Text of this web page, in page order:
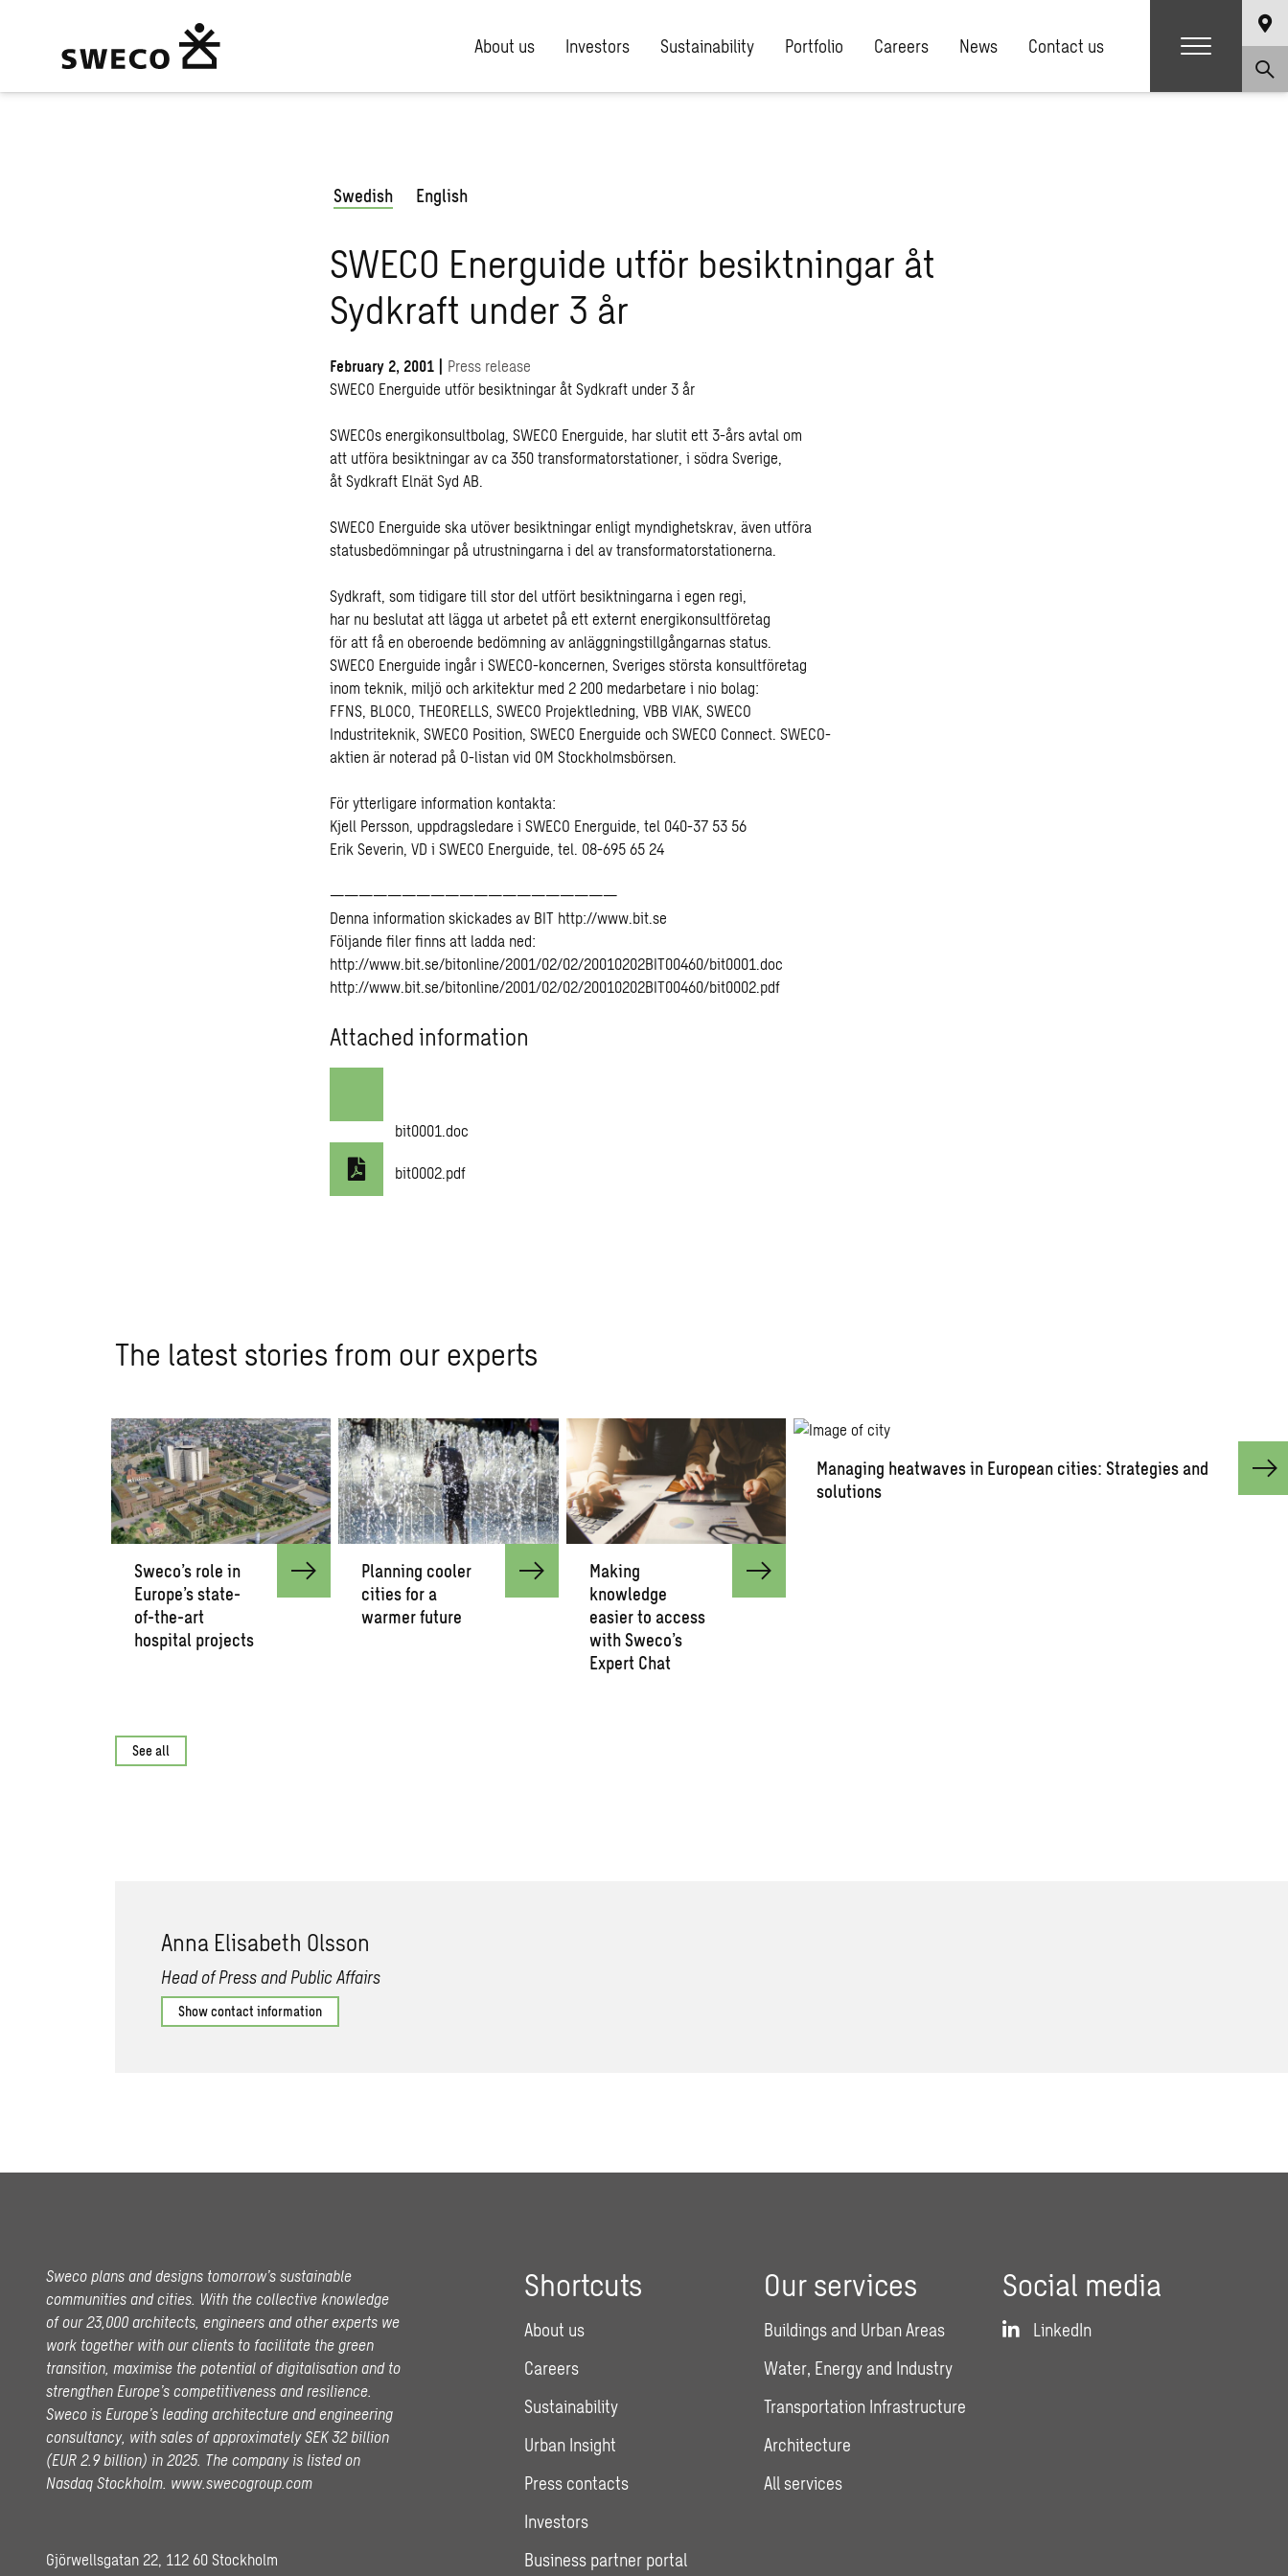
About us Investors Sustainability Portfolio Careers News Contact us
Swedish English
SWECO Energuide utför besiktningar åt
Sydkraft under 3 år
February 2, 2001 | Press release
SWECO Energuide utför besiktningar åt Sydkraft under 3 år
SWECOs energikonsultbolag, SWECO Energuide, har slutit ett 3-års avtal om
att utföra besiktningar av ca 350 transformatorstationer, i södra Sverige,
åt Sydkraft Elnät Syd AB.
SWECO Energuide ska utöver besiktningar enligt myndighetskrav, även utföra
statusbedömningar på utrustningarna i del av transformatorstationerna.
Sydkraft, som tidigare till stor del utfört besiktningarna i egen regi,
har nu beslutat att lägga ut arbetet på ett externt energikonsultföretag
för att få en oberoende bedömning av anläggningstillgångarnas status.
SWECO Energuide ingår i SWECO-koncernen, Sveriges största konsultföretag
inom teknik, miljö och arkitektur med 2 200 medarbetare i nio bolag:
FFNS, BLOCO, THEORELLS, SWECO Projektledning, VBB VIAK, SWECO
Industriteknik, SWECO Position, SWECO Energuide och SWECO Connect. SWECO-
aktien är noterad på O-listan vid OM Stockholmsbörsen.
För ytterligare information kontakta:
Kjell Persson, uppdragsledare i SWECO Energuide, tel 040-37 53 56
Erik Severin, VD i SWECO Energuide, tel. 08-695 65 24
————————————————————
Denna information skickades av BIT http://www.bit.se
Följande filer finns att ladda ned:
http://www.bit.se/bitonline/2001/02/02/20010202BIT00460/bit0001.doc
http://www.bit.se/bitonline/2001/02/02/20010202BIT00460/bit0002.pdf
Attached information
bit0001.doc
bit0002.pdf
The latest stories from our experts
Sweco’s role in
Europe’s state-
of-the-art
hospital projects
Planning cooler
cities for a
warmer future
Making
knowledge
easier to access
with Sweco’s
Expert Chat
Managing heatwaves in European cities: Strategies and
solutions
See all
Anna Elisabeth Olsson
Head of Press and Public Affairs
Show contact information
Sweco plans and designs tomorrow’s sustainable
communities and cities. With the collective knowledge
of our 23,000 architects, engineers and other experts we
work together with our clients to facilitate the green
transition, maximise the potential of digitalisation and to
strengthen Europe’s competitiveness and resilience.
Sweco is Europe’s leading architecture and engineering
consultancy, with sales of approximately SEK 32 billion
(EUR 2.9 billion) in 2025. The company is listed on
Nasdaq Stockholm. www.swecogroup.com
Gjörwellsgatan 22, 112 60 Stockholm
Shortcuts
About us
Careers
Sustainability
Urban Insight
Press contacts
Investors
Business partner portal
Our services
Buildings and Urban Areas
Water, Energy and Industry
Transportation Infrastructure
Architecture
All services
Social media
LinkedIn